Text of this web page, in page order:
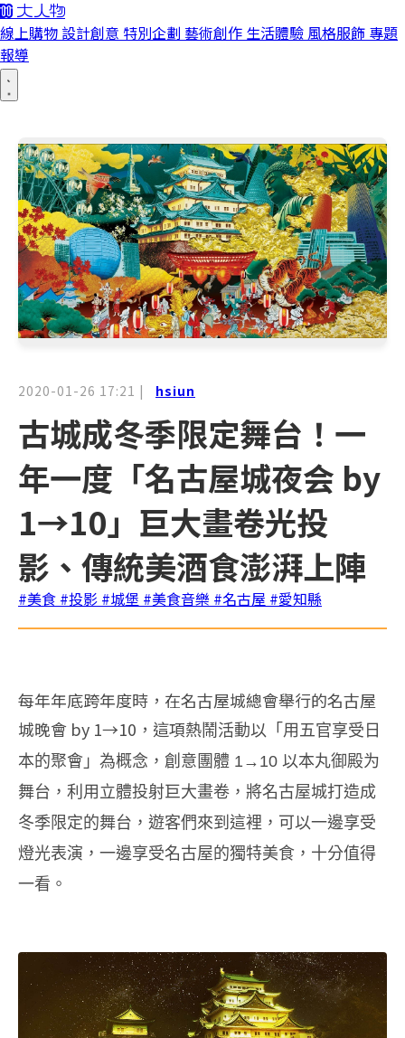
線上購物 設計創意 特別企劃 藝術創作 生活體驗 風格服飾 專題
報導
2020-01-26 17:21 | hsiun
古城成冬季限定舞台！一
年一度「名古屋城夜会 by
1→10」巨大畫卷光投
影、傳統美酒食澎湃上陣
#美食 #投影 #城堡 #美食音樂 #名古屋 #愛知縣
每年年底跨年度時，在名古屋城總會舉行的名古屋
城晚會 by 1→10，這項熱鬧活動以「用五官享受日
本的聚會」為概念，創意團體 1→10 以本丸御殿为
舞台，利用立體投射巨大畫卷，將名古屋城打造成
冬季限定的舞台，遊客們來到這裡，可以一邊享受
燈光表演，一邊享受名古屋的獨特美食，十分值得
一看。